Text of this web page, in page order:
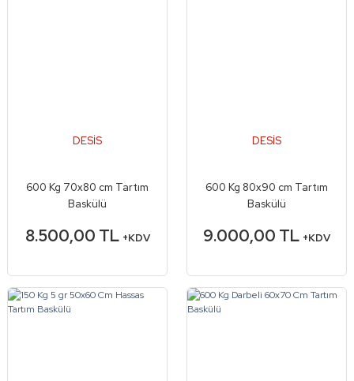
DESİS
600 Kg 70x80 cm Tartım
Baskülü
8.500,00 TL +KDV
DESİS
600 Kg 80x90 cm Tartım
Baskülü
9.000,00 TL +KDV